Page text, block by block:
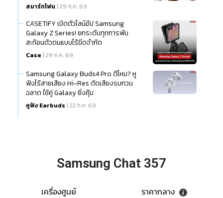
สมาร์ทโฟน | 29 ก.ค. 69
CASETiFY เปิดตัวไลน์อัป Samsung
Galaxy Z Series! ยกระดับทุกการพับ
สะท้อนตัวตนแบบไร้ขีดจำกัด
Case | 29 ก.ค. 69
Samsung Galaxy Buds4 Pro ดีไหม? หู
ฟังไร้สายเสียง Hi-Res ตัดเสียงรบกวน
ฉลาด ใช้คู่ Galaxy ยิ่งคุ้ม
หูฟัง Earbuds | 22 ก.ค. 69
Samsung Chat 357
เครื่องศูนย์ ราคากลาง